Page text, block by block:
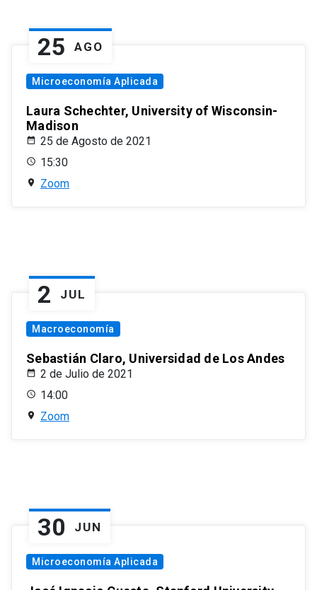
25 AGO
Microeconomía Aplicada
Laura Schechter, University of Wisconsin-
Madison
25 de Agosto de 2021
15:30
Zoom
2 JUL
Macroeconomía
Sebastián Claro, Universidad de Los Andes
2 de Julio de 2021
14:00
Zoom
30 JUN
Microeconomía Aplicada